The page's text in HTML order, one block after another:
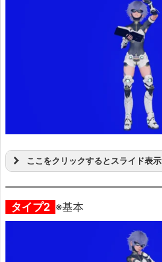
ここをクリックするとスライド表示
タイプ2 ※基本